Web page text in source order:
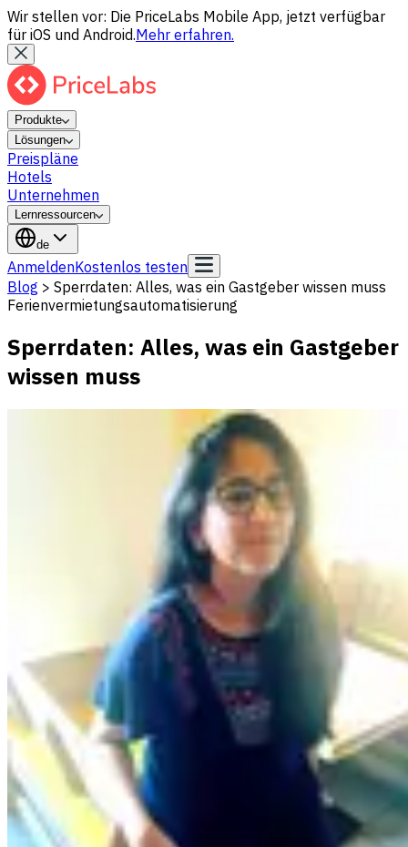
Wir stellen vor: Die PriceLabs Mobile App, jetzt verfügbar
für iOS und Android.Mehr erfahren.
Produkte
Lösungen
Preispläne
Hotels
Unternehmen
Lernressourcen
de
AnmeldenKostenlos testen
Blog > Sperrdaten: Alles, was ein Gastgeber wissen muss
Ferienvermietungsautomatisierung
Sperrdaten: Alles, was ein Gastgeber
wissen muss